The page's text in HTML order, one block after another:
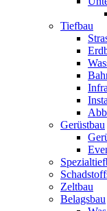
Tiefbau
Gerüstbau
Zeltbau
Belagsbau